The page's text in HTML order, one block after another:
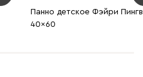
Панно детское Фэйри
40x60